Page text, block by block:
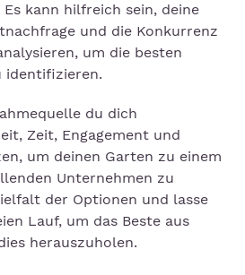
kann hilfreich sein, deine
und die Konkurrenz
um die besten
identifizieren.
du dich
Zeit, Engagement und
um deinen Garten zu einem
Unternehmen zu
der Optionen und lasse
Lauf, um das Beste aus
herauszuholen.